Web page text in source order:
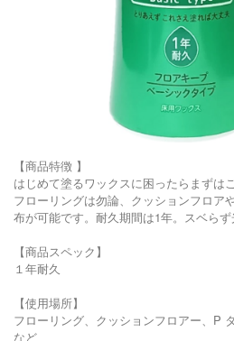
【商品特徴 】
はじめて塗るワックスに困ったらまずは
フローリングは勿論、クッションフロア
布が可能です。耐久期間は1年。スベらず
【商品スペック】
１年耐久
【使用場所】
フローリング、クッションフロアー、P
など